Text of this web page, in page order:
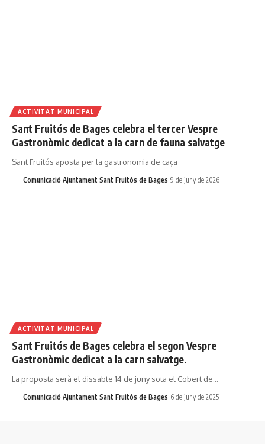
ACTIVITAT MUNICIPAL
Sant Fruitós de Bages celebra el tercer Vespre
Gastronòmic dedicat a la carn de fauna salvatge
Sant Fruitós aposta per la gastronomia de caça
Comunicació Ajuntament Sant Fruitós de Bages 9 de juny de 2026
ACTIVITAT MUNICIPAL
Sant Fruitós de Bages celebra el segon Vespre
Gastronòmic dedicat a la carn salvatge.
La proposta serà el dissabte 14 de juny sota el Cobert de…
Comunicació Ajuntament Sant Fruitós de Bages 6 de juny de 2025